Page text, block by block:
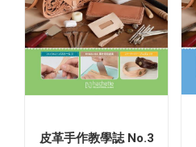
皮革手作教學誌 No.3